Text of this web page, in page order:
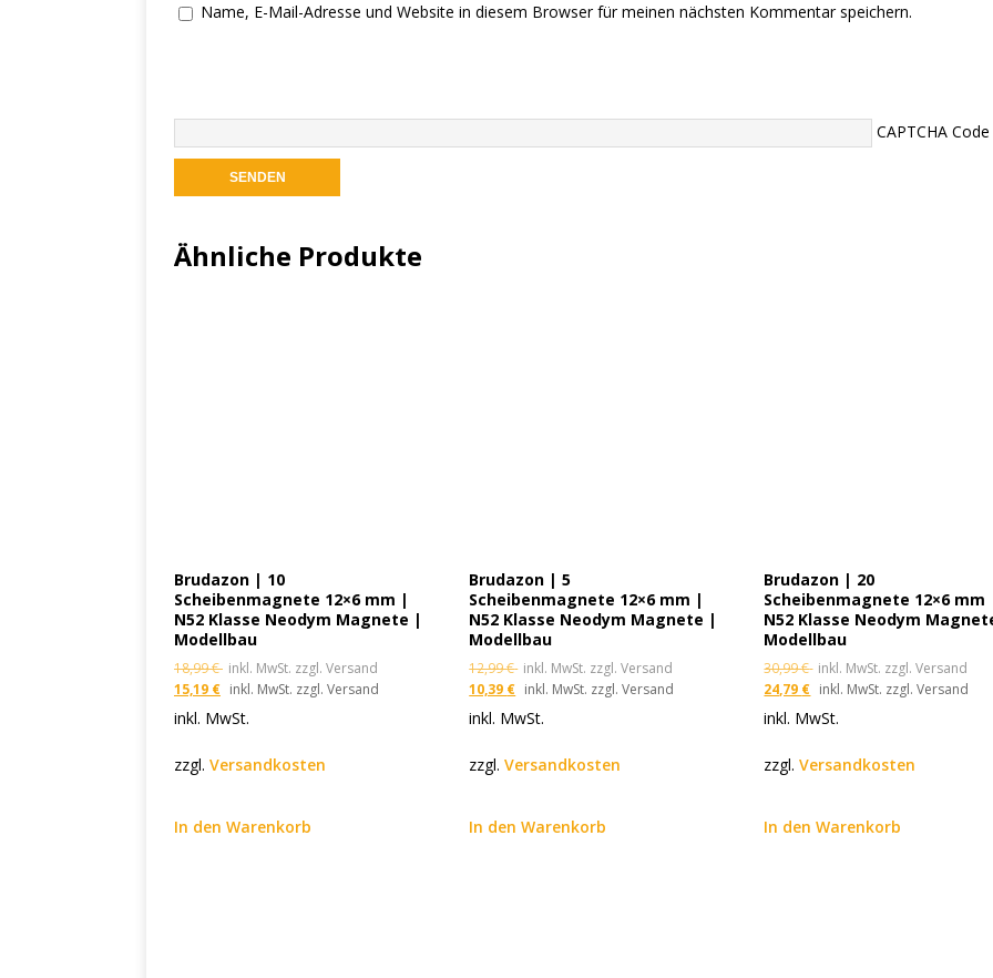
Name, E-Mail-Adresse und Website in diesem Browser für meinen nächsten Kommentar speichern.
CAPTCHA Code
Ähnliche Produkte
Brudazon | 10
Scheibenmagnete 12×6 mm |
N52 Klasse Neodym Magnete |
Modellbau
18,99€ inkl. MwSt. zzgl. Versand
15,19 € inkl. MwSt. zzgl. Versand
inkl. MwSt.
zzgl. Versandkosten
In den Warenkorb
Brudazon | 5
Scheibenmagnete 12×6 mm |
N52 Klasse Neodym Magnete |
Modellbau
12,99€ inkl. MwSt. zzgl. Versand
10,39 € inkl. MwSt. zzgl. Versand
inkl. MwSt.
zzgl.Versandkosten
In den Warenkorb
Brudazon | 20
Scheibenmagnete 12×6 mm
N52 Klasse Neodym
Modellbau
30,99€ inkl. MwSt. zzgl. Versand
24,79 € inkl. MwSt. zzgl. Versand
inkl. MwSt.
zzgl.Versandkosten
In den Warenkorb